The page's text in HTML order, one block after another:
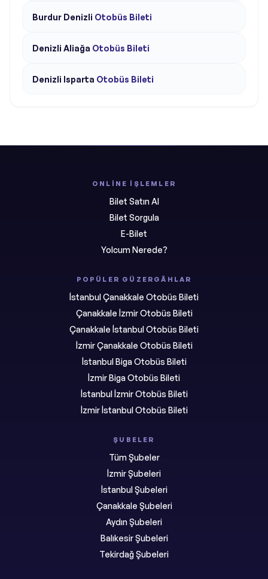
Burdur Denizli Otobüs Bileti
Denizli Aliağa Otobüs Bileti
Denizli Isparta Otobüs Bileti
ONLINE İŞLEMLER
Bilet Satın Al
Bilet Sorgula
E-Bilet
Yolcum Nerede?
POPÜLER GÜZERGÂHLAR
İstanbul Çanakkale Otobüs Bileti
Çanakkale İzmir Otobüs Bileti
Çanakkale İstanbul Otobüs Bileti
İzmir Çanakkale Otobüs Bileti
İstanbul Biga Otobüs Bileti
İzmir Biga Otobüs Bileti
İstanbul İzmir Otobüs Bileti
İzmir İstanbul Otobüs Bileti
ŞUBELER
Tüm Şubeler
İzmir Şubeleri
İstanbul Şubeleri
Çanakkale Şubeleri
Aydın Şubeleri
Balıkesir Şubeleri
Tekirdağ Şubeleri